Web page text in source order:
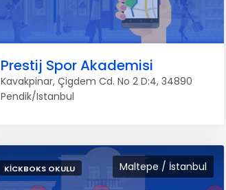
Prestij Spor Akademisi
Kavakpinar, Çigdem Cd. No 2 D:4, 34890
Pendik/Istanbul
Maltepe / İstanbul
KICKBOKS OKULU